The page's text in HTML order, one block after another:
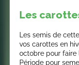
Les
Les semis de
vos carottes en
octobre pour faire
Période pour